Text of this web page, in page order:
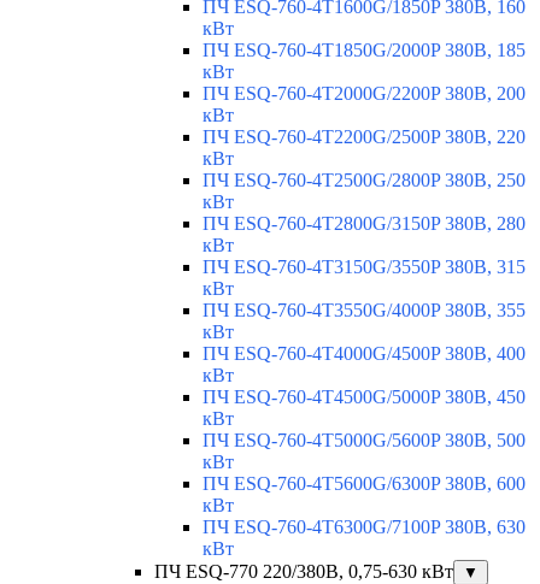
ПЧ ESQ-760-4T1600G/1850P 380В, 160
кВт
ПЧ ESQ-760-4T1850G/2000P 380В, 185
кВт
ПЧ ESQ-760-4T2000G/2200P 380В, 200
кВт
ПЧ ESQ-760-4T2200G/2500P 380В, 220
кВт
ПЧ ESQ-760-4T2500G/2800P 380В, 250
кВт
ПЧ ESQ-760-4T2800G/3150P 380В, 280
кВт
ПЧ ESQ-760-4T3150G/3550P 380В, 315
кВт
ПЧ ESQ-760-4T3550G/4000P 380В, 355
кВт
ПЧ ESQ-760-4T4000G/4500P 380В, 400
кВт
ПЧ ESQ-760-4T4500G/5000P 380В, 450
кВт
ПЧ ESQ-760-4T5000G/5600P 380В, 500
кВт
ПЧ ESQ-760-4T5600G/6300P 380В, 600
кВт
ПЧ ESQ-760-4T6300G/7100P 380В, 630
кВт
ПЧ ESQ-770 220/380В, 0,75-630 кВт
▼